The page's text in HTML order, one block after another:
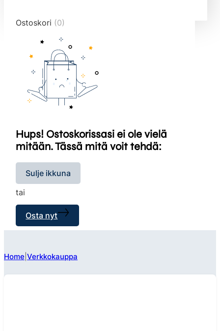
Ostoskori (0)
Hups! Ostoskorissasi ei ole vielä
mitään. Tässä mitä voit tehdä:
Sulje ikkuna
tai
Osta nyt
Home Verkkokauppa